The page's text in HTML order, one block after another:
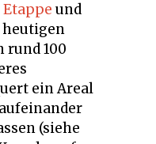
und
heutigen
rund 100
ein Areal
(siehe